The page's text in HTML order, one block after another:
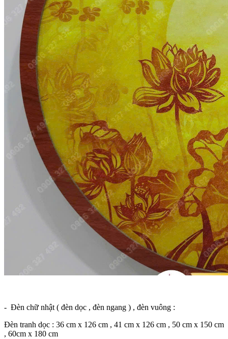
- Đèn chữ nhật ( đèn dọc , đèn ngang ) , đèn vuông :
Đèn tranh dọc : 36 cm x 126 cm , 41 cm x 126 cm , 50 cm x 150 cm
, 60cm x 180 cm